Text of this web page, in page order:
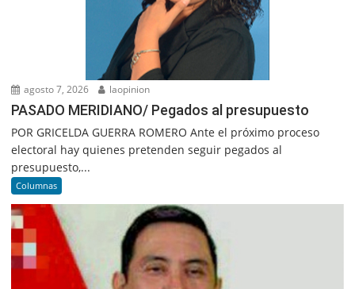
agosto 7, 2026 laopinion
PASADO MERIDIANO/ Pegados al presupuesto
POR GRICELDA GUERRA ROMERO Ante el próximo proceso
electoral hay quienes pretenden seguir pegados al
presupuesto,...
Columnas